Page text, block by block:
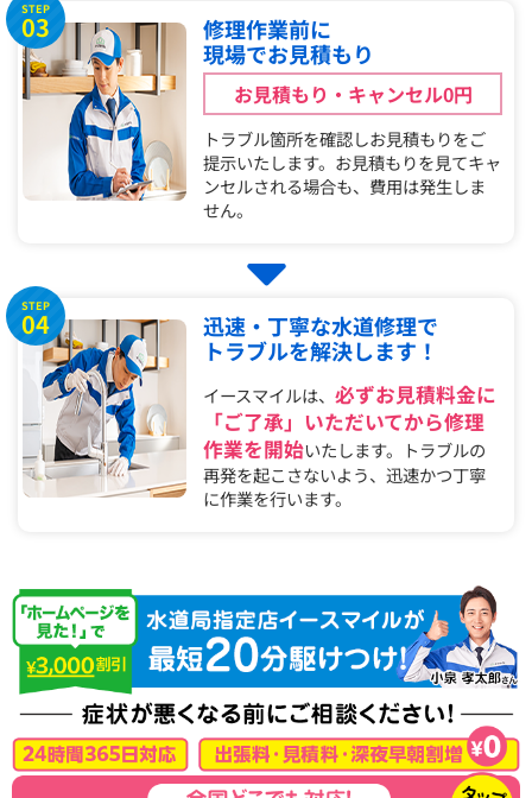
STEP
03
修理作業前に
現場でお見積もり
お見積もり・キャンセル0円
トラブル箇所を確認しお見積もりをご
提示いたします。お見積もりを見てキャ
ンセルされる場合も、費用は発生しま
せん。
STEP
04
迅速・丁寧な水道修理で
トラブルを解決します！
イースマイルは、必ずお見積料金に
「ご了承」いただいてから修理
作業を開始いたします。トラブルの
再発を起こさないよう、迅速かつ丁寧
に作業を行います。